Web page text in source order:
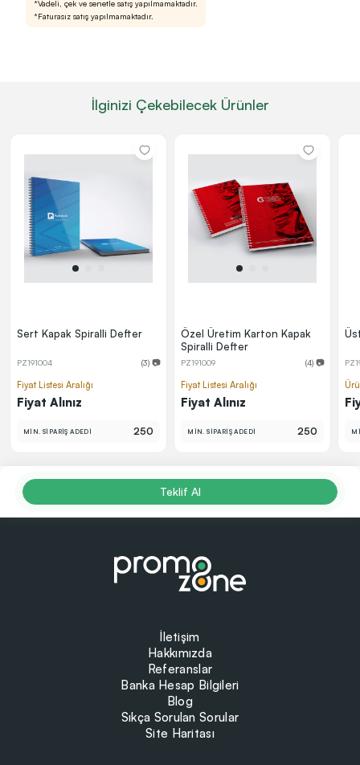
*Vadeli, çek ve senetle satış yapılmamaktadır.
*Faturasız satış yapılmamaktadır.
İlginizi Çekebilecek Ürünler
Sert Kapak Spiralli Defter
PZ191004 (3) 📷
Fiyat Listesi Aralığı
Fiyat Alınız
MİN. SİPARİŞ ADEDİ 250
Özel Üretim Karton Kapak
Spiralli Defter
PZ191009 (4) 📷
Fiyat Listesi Aralığı
Fiyat Alınız
MİN. SİPARİŞ ADEDİ 250
Teklif Al
İletişim
Hakkımızda
Referanslar
Banka Hesap Bilgileri
Blog
Sıkça Sorulan Sorular
Site Haritası